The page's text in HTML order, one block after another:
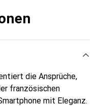
die Ansprüche,
französischen
mit Eleganz.